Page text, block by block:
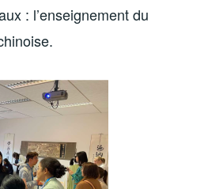
: l’enseignement du